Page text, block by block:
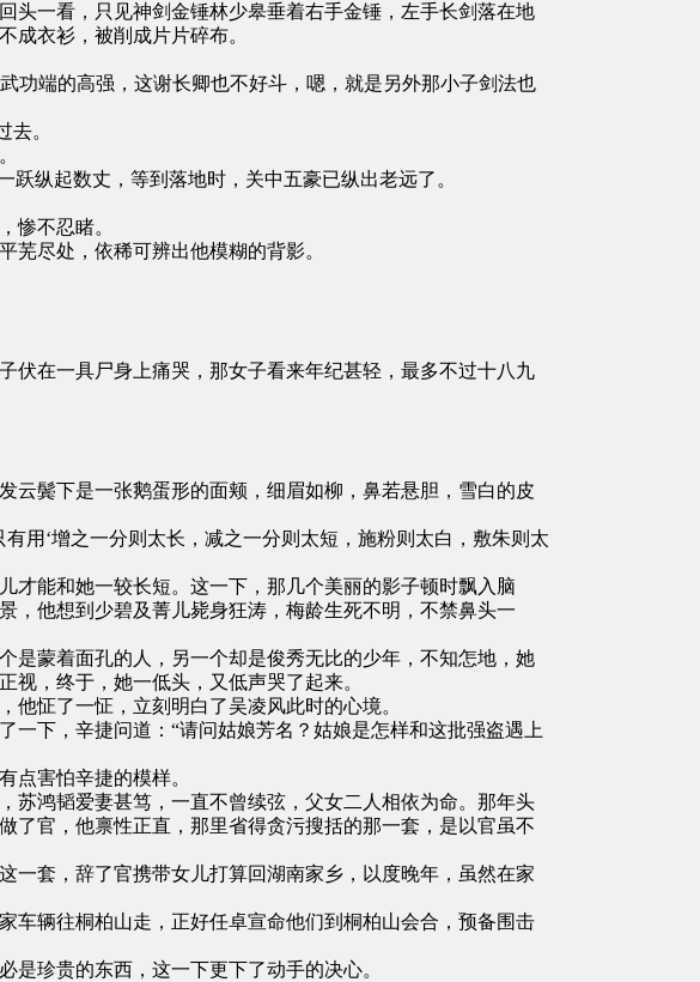
一看，只见神剑金锤林少皋垂着右手金锤，左手长剑落在地
成衣衫，被削成片片碎布。
端的高强，这谢长卿也不好斗，嗯，就是另外那小子剑法也
。
纵起数丈，等到落地时，关中五豪已纵出老远了。
惨不忍睹。
尽处，依稀可辨出他模糊的背影。
在一具尸身上痛哭，那女子看来年纪甚轻，最多不过十八九
鬓下是一张鹅蛋形的面颊，细眉如柳，鼻若悬胆，雪白的皮
‘增之一分则太长，减之一分则太短，施粉则太白，敷朱则太
能和她一较长短。这一下，那几个美丽的影子顿时飘入脑
，他想到少碧及菁儿毙身狂涛，梅龄生死不明，不禁鼻头一
蒙着面孔的人，另一个却是俊秀无比的少年，不知怎地，她
，终于，她一低头，又低声哭了起来。
怔了一怔，立刻明白了吴凌风此时的心境。
下，辛捷问道：“请问姑娘芳名？姑娘是怎样和这批强盗遇上
害怕辛捷的模样。
鸿韬爱妻甚笃，一直不曾续弦，父女二人相依为命。那年头
了官，他禀性正直，那里省得贪污搜括的那一套，是以官虽不
套，辞了官携带女儿打算回湖南家乡，以度晚年，虽然在家
辆往桐柏山走，正好任卓宣命他们到桐柏山会合，预备围击
珍贵的东西，这一下更下了动手的决心。